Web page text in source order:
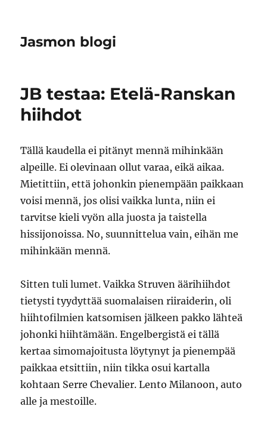
Jasmon blogi
JB testaa: Etelä-Ranskan
hiihdot
Tällä kaudella ei pitänyt mennä mihinkään
alpeille. Ei olevinaan ollut varaa, eikä aikaa.
Mietittiin, että johonkin pienempään paikkaan
voisi mennä, jos olisi vaikka lunta, niin ei
tarvitse kieli vyön alla juosta ja taistella
hissijonoissa. No, suunnittelua vain, eihän me
mihinkään mennä.
Sitten tuli lumet. Vaikka Struven äärihiihdot
tietysti tyydyttää suomalaisen riiraiderin, oli
hiihtofilmien katsomisen jälkeen pakko lähteä
johonki hiihtämään. Engelbergistä ei tällä
kertaa simomajoitusta löytynyt ja pienempää
paikkaa etsittiin, niin tikka osui kartalla
kohtaan Serre Chevalier. Lento Milanoon, auto
alle ja mestoille.